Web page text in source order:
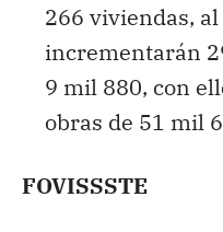
266 viviendas,
incrementarán
9 mil 880, con
obras de 51 mil
FOVISSSTE